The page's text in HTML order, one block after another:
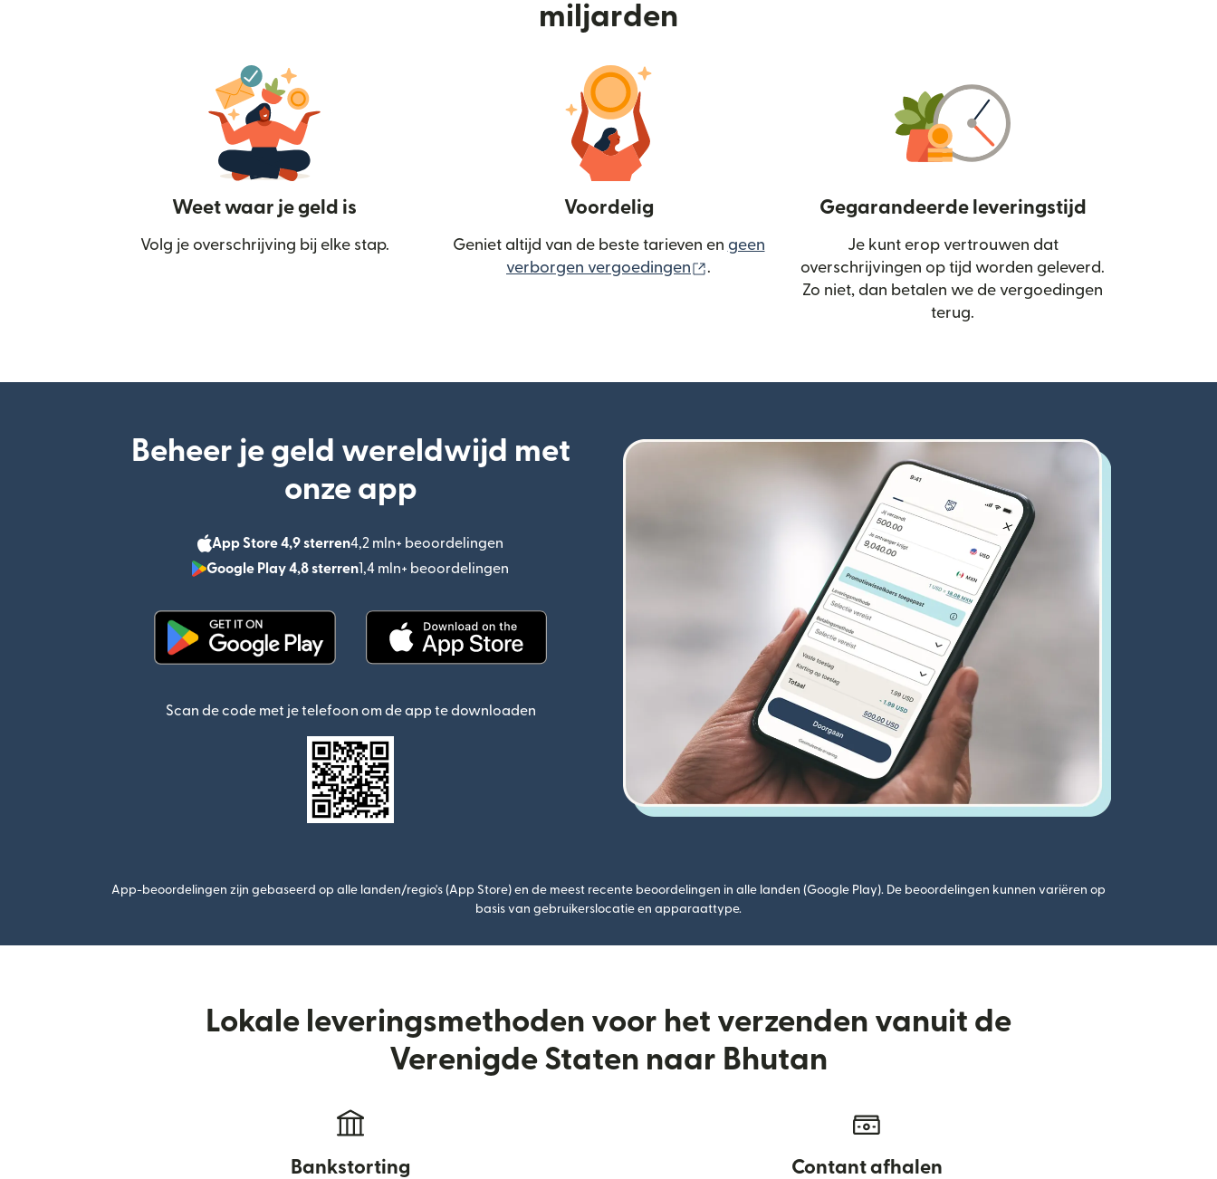
miljarden
Weet waar je geld is
Volg je overschrijving bij elke stap.
Voordelig
Geniet altijd van de beste tarieven en geen
verborgen vergoedingen
(wordt geopend in een nieuw venster)
.
Gegarandeerde leveringstijd
Je kunt erop vertrouwen dat
overschrijvingen op tijd worden geleverd.
Zo niet, dan betalen we de vergoedingen
terug.
Beheer je geld wereldwijd met
onze app
App Store 4,9 sterren4,2 mln+ beoordelingen
Google Play 4,8 sterren1,4 mln+ beoordelingen
Scan de code met je telefoon om de app te downloaden
App-beoordelingen zijn gebaseerd op alle landen/regio's (App Store) en de meest recente beoordelingen in alle landen (Google Play). De beoordelingen kunnen variëren op
basis van gebruikerslocatie en apparaattype.
Lokale leveringsmethoden voor het verzenden vanuit de
Verenigde Staten naar Bhutan
Bankstorting Contant afhalen